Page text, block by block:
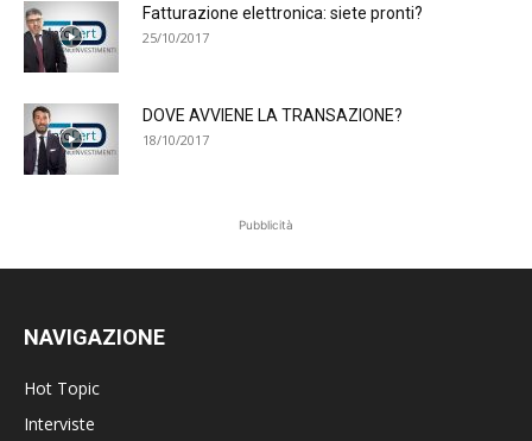
Fatturazione elettronica: siete pronti?
25/10/2017
DOVE AVVIENE LA TRANSAZIONE?
18/10/2017
Pubblicità
NAVIGAZIONE
Hot Topic
Interviste